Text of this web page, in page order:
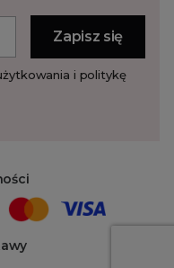
i politykę